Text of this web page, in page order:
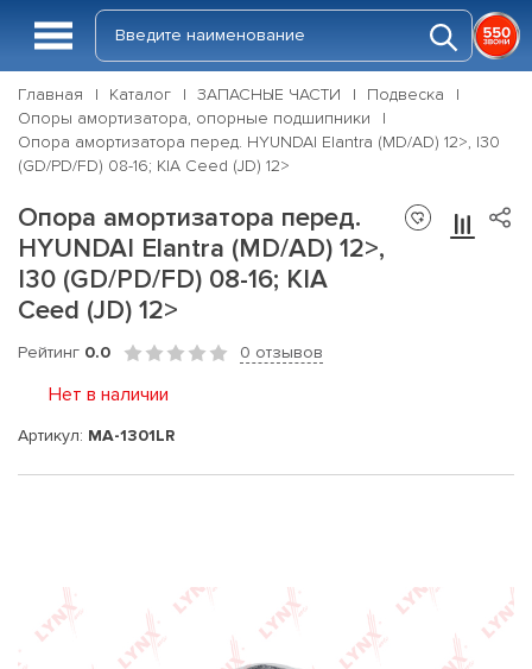
Главная Каталог ЗАПАСНЫЕ ЧАСТИ
Подвеска
Опоры амортизатора, опорные подшипники
Опора амортизатора перед. HYUNDAI Elantra (MD/AD) 12>, I30
(GD/PD/FD) 08-16; KIA Ceed (JD) 12>
Опора амортизатора перед.
HYUNDAI Elantra (MD/AD) 12>,
I30 (GD/PD/FD) 08-16; KIA
Ceed (JD) 12>
Рейтинг 0.0 0 отзывов
Нет в наличии
Артикул: MA-1301LR